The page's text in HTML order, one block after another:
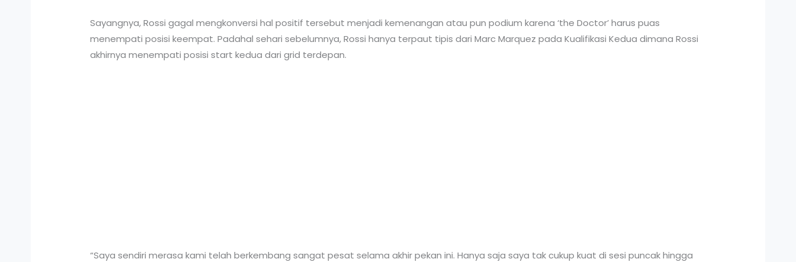
Sayangnya, Rossi gagal mengkonversi hal positif tersebut menjadi kemenangan atau pun podium karena ‘the Doctor’ harus puas
menempati posisi keempat. Padahal sehari sebelumnya, Rossi hanya terpaut tipis dari Marc Marquez pada Kualifikasi Kedua dimana Rossi
akhirnya menempati posisi start kedua dari grid terdepan.
“Saya sendiri merasa kami telah berkembang sangat pesat selama akhir pekan ini. Hanya saja saya tak cukup kuat di sesi puncak hingga